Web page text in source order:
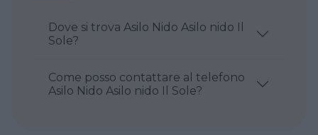
Dove si trova Asilo Nido Asilo nido Il
Sole?
Come posso contattare al telefono
Asilo Nido Asilo nido Il Sole?